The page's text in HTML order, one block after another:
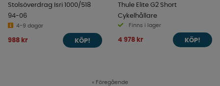
Stolsöverdrag Isri 1000/518
94-06
4-9 dagar
988 kr KÖP!
Thule Elite G2 Short
Cykelhållare
Finns i lager
4 978 kr KÖP!
« Föregående